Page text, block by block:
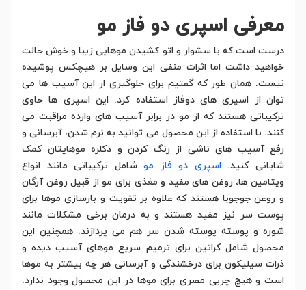
معرفی اسپری دو فاز مو
درست است که با سشوار و اتو کشیدن موهایی زیبا و خوش حالت
خواهید داشت اما اثرات منفی این وسایل بر هیچکس پوشیده
نیست. همان طور که گفتیم برای جلوگیری از این آسیب ها می
توان از اسپری های دوفاز استفاده کرد. این اسپری ها حاوی
ترکیباتی هستند که از مو در برابر آسیب های وارده مراقبت می
کنند. با استفاده از این محصول می توانید به نرم شدن، آبرسانی و
رفع آسیب های ناشی از رنگ کردن و دکلره موهایتان کمک
شایانی کنید. اسپری دو فاز موشامل ترکیباتی مانند انواع
ویتامین ها، روغن های مفید و مغذی برای مو از قبیل روغن آرگان
و روغن جوجوبا هستند که علاوه بر تقویت و بازسازی موها برای
پوست سر نیز مفید هستند و به درمان برخی مشکلات مانند
شوره و پوسته پوسته شدن سر هم می پردازند. همچنین این
محصول شامل کراتین برای ترمیم سریع موهای آسیب دیده و
ذرات سیلیکون برای درخشندگی و آبرسانی هر چه بیشتر به موها
است و هیچ چربی مضری برای موها در این محصول وجود ندارد.